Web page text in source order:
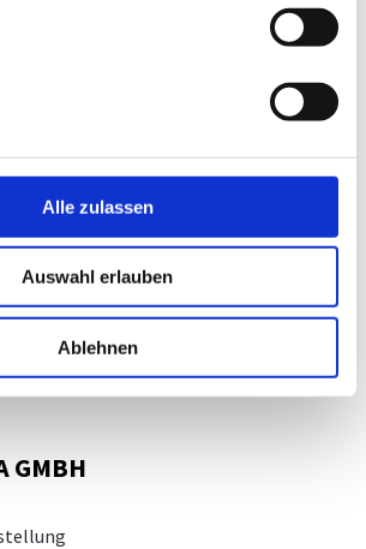
Alle zulassen
Auswahl erlauben
Ablehnen
1
28
1
GMBH